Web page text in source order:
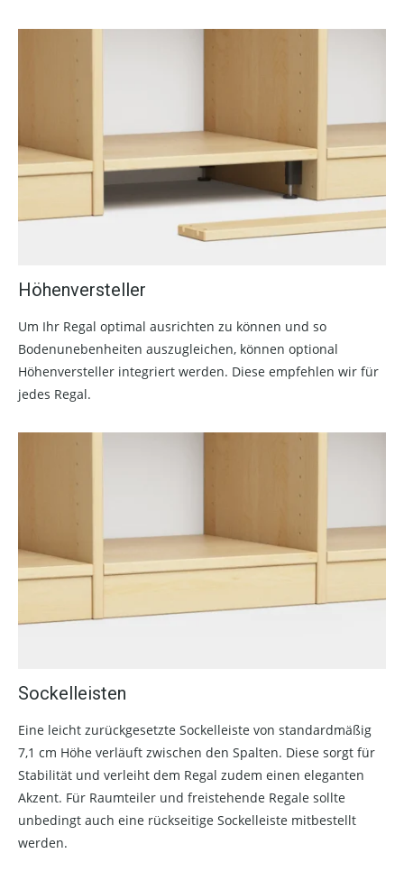
Höhenversteller
Um Ihr Regal optimal ausrichten zu können und so
Bodenunebenheiten auszugleichen, können optional
Höhenversteller integriert werden. Diese empfehlen wir für
jedes Regal.
Sockelleisten
Eine leicht zurückgesetzte Sockelleiste von standardmäßig
7,1 cm Höhe verläuft zwischen den Spalten. Diese sorgt für
Stabilität und verleiht dem Regal zudem einen eleganten
Akzent. Für Raumteiler und freistehende Regale sollte
unbedingt auch eine rückseitige Sockelleiste mitbestellt
werden.